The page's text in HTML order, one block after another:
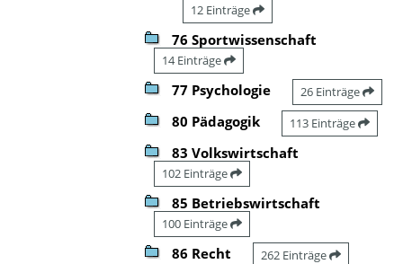
12 Einträge
76 Sportwissenschaft
14 Einträge
77 Psychologie 26 Einträge
80 Pädagogik 113 Einträge
83 Volkswirtschaft
102 Einträge
85 Betriebswirtschaft
100 Einträge
86 Recht 262 Einträge